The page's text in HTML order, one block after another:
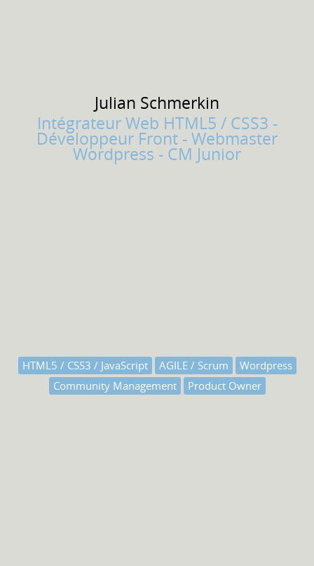
Julian Schmerkin
Intégrateur Web HTML5 / CSS3 -
Développeur Front - Webmaster
Wordpress - CM Junior
HTML5 / CSS3 / JavaScript AGILE / Scrum
Wordpress
Community Management
Product Owner